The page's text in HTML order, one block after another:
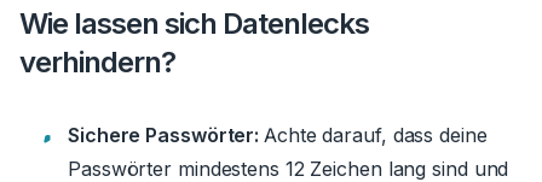
Wie lassen sich Datenlecks
verhindern?
Sichere Passwörter: Achte darauf, dass deine
Passwörter mindestens 12 Zeichen lang sind und